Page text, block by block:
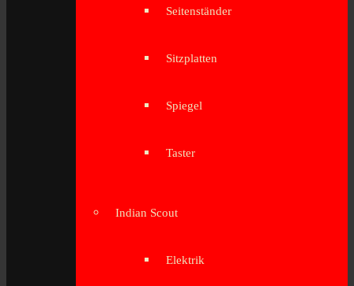
Seitenständer
Sitzplatten
Spiegel
Taster
Indian Scout
Elektrik